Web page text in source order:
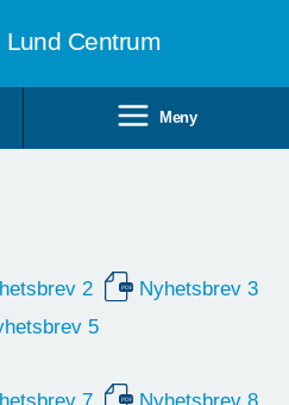
Lund Centrum
Meny
2
Nyhetsbrev 3
5